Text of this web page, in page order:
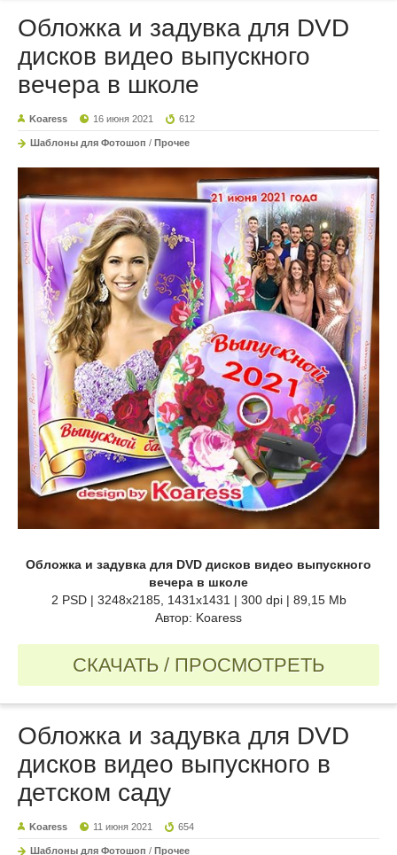
Обложка и задувка для DVD
дисков видео выпускного
вечера в школе
Koaress 16 июня 2021 612
Шаблоны для Фотошоп / Прочее
Обложка и задувка для DVD дисков видео выпускного
вечера в школе
2 PSD | 3248x2185, 1431x1431 | 300 dpi | 89,15 Mb
Автор: Koaress
СКАЧАТЬ / ПРОСМОТРЕТЬ
Обложка и задувка для DVD
дисков видео выпускного в
детском саду
Koaress 11 июня 2021 654
Шаблоны для Фотошоп / Прочее